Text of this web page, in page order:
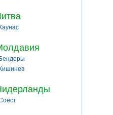
Каунас
Бендеры
Кишинев